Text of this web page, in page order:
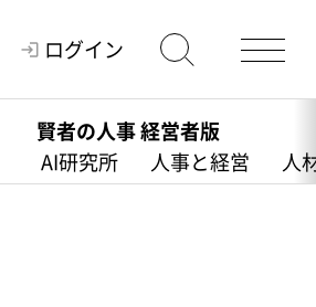
ログイン
賢者の人事 経営者版
AI研究所
人事と経営 人